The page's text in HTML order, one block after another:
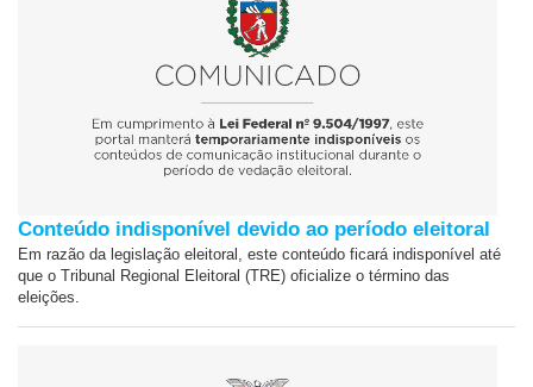
Conteúdo indisponível devido ao período eleitoral
Em razão da legislação eleitoral, este conteúdo ficará indisponível até
que o Tribunal Regional Eleitoral (TRE) oficialize o término das
eleições.